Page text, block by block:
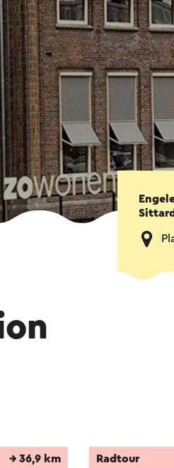
Sittard
→ 36,9 km Radtour